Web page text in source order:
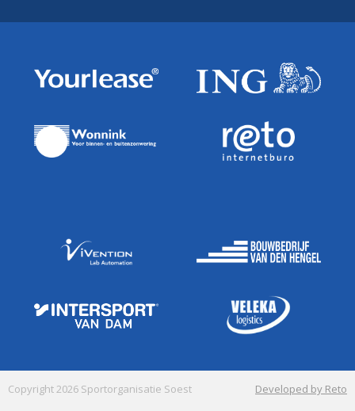
Copyright 2026 Sportorganisatie Soest Developed by Reto